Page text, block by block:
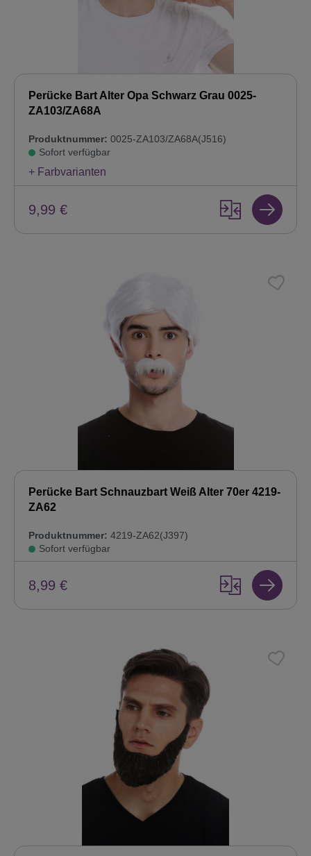
Perücke Bart Alter Opa Schwarz Grau 0025-
ZA103/ZA68A
Produktnummer: 0025-ZA103/ZA68A(J516)
Sofort verfügbar
+ Farbvarianten
9,99 €
Perücke Bart Schnauzbart Weiß Alter 70er 4219-
ZA62
Produktnummer: 4219-ZA62(J397)
Sofort verfügbar
8,99 €